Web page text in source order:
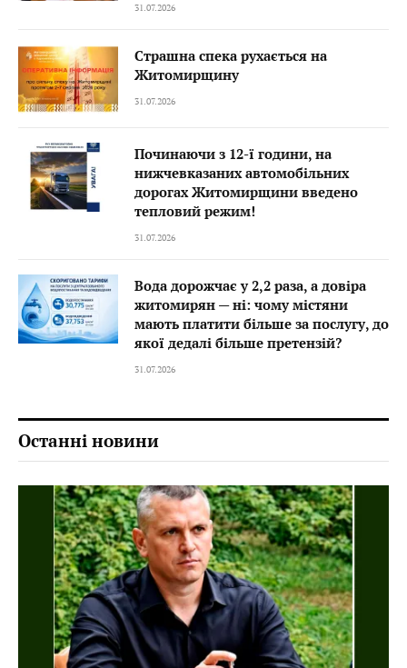
31.07.2026
Страшна спека рухається на
Житомирщину
31.07.2026
Починаючи з 12-ї години, на
нижчевказаних автомобільних
дорогах Житомирщини введено
тепловий режим!
31.07.2026
Вода дорожчає у 2,2 раза, а довіра
житомирян — ні: чому містяни
мають платити більше за послугу, до
якої дедалі більше претензій?
31.07.2026
Останні новини